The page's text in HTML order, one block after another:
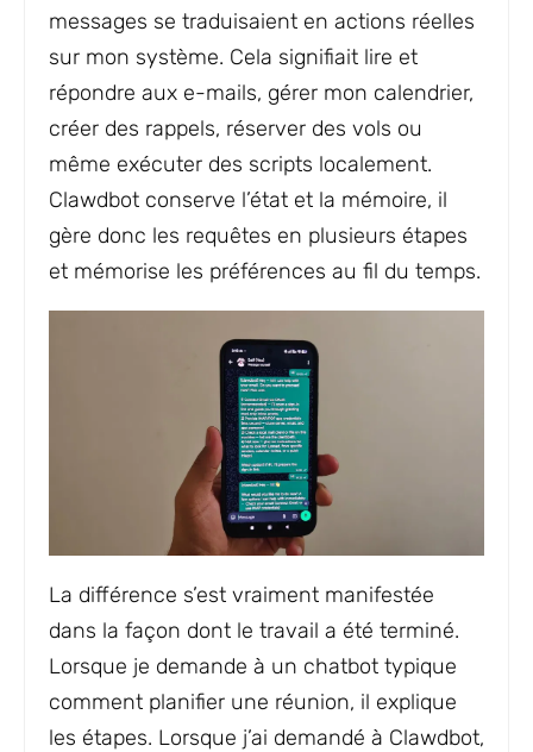
messages se traduisaient en actions réelles
sur mon système. Cela signifiait lire et
répondre aux e-mails, gérer mon calendrier,
créer des rappels, réserver des vols ou
même exécuter des scripts localement.
Clawdbot conserve l’état et la mémoire, il
gère donc les requêtes en plusieurs étapes
et mémorise les préférences au fil du temps.
La différence s’est vraiment manifestée
dans la façon dont le travail a été terminé.
Lorsque je demande à un chatbot typique
comment planifier une réunion, il explique
les étapes. Lorsque j’ai demandé à Clawdbot,